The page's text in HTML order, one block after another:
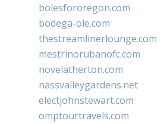
bolesfororegon.com
bodega-ole.com
thestreamlinerlounge.com
mestrinorubanofc.com
novelatherton.com
nassvalleygardens.net
electjohnstewart.com
omptourtravels.com